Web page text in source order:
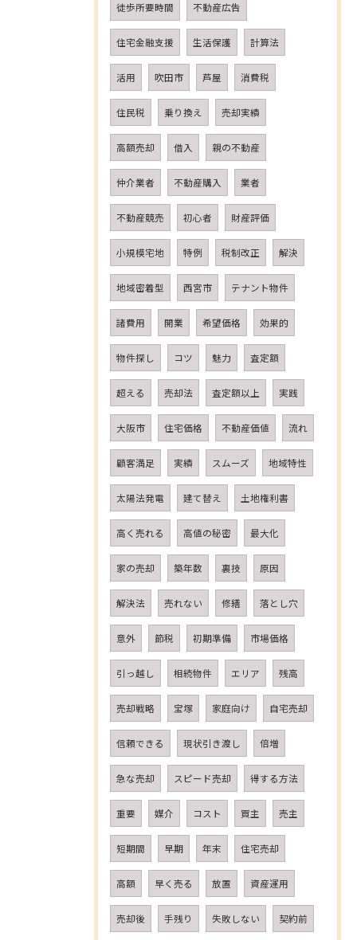
徒歩所要時間 不動産広告
住宅金融支援 生活保護 計算法
活用 吹田市 芦屋 消費税
住民税 乗り換え 売却実績
高額売却 借入 親の不動産
仲介業者 不動産購入 業者
不動産競売 初心者 財産評価
小規模宅地 特例 税制改正 解決
地域密着型 西宮市 テナント物件
諸費用 開業 希望価格 効果的
物件探し コツ 魅力 査定額
超える 売却法 査定額以上 実践
大阪市 住宅価格 不動産価値 流れ
顧客満足 実績 スムーズ 地域特性
太陽法発電 建て替え 土地権利書
高く売れる 高値の秘密 最大化
家の売却 築年数 裏技 原因
解決法 売れない 修繕 落とし穴
意外 節税 初期準備 市場価格
引っ越し 相続物件 エリア 残高
売却戦略 宝塚 家庭向け 自宅売却
信頼できる 現状引き渡し 倍増
急な売却 スピード売却 得する方法
重要 媒介 コスト 買主 売主
短期間 早期 年末 住宅売却
高額 早く売る 放置 資産運用
売却後 手残り 失敗しない 契約前